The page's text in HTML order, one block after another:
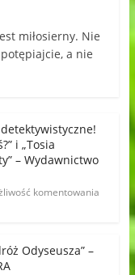
miłosierny. Nie
a nie
i „Tosia
– Wydawnictwo
komentowania
Odyseusza” –